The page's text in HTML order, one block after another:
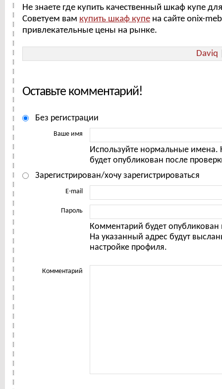
Не знаете где купить качественный шкаф купе
Советуем вам купить шкаф купе на сайте onix-
привлекательные цены на рынке.
Daviq
Оставьте комментарий!
Без регистрации
Ваше имя
Используйте нормальные
будет опубликован после
Зарегистрирован/хочу зарегистрироваться
E-mail
Пароль
Комментарий будет опубликован
На указанный адрес будут
настройке профиля.
Комментарий